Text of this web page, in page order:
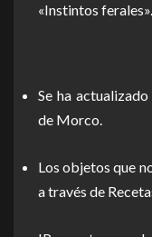
«Instintos ferales».
Se ha
de Morco.
Los objetos que
a través de